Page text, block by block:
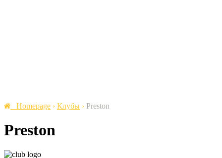
Homepage › Клубы › Preston
Preston